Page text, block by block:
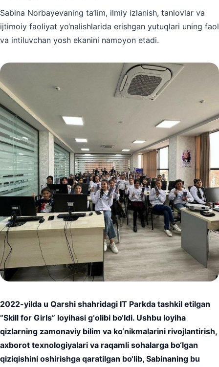
Sabina Norbayevaning ta’lim, ilmiy izlanish, tanlovlar va
ijtimoiy faoliyat yo‘nalishlarida erishgan yutuqlari uning faol
va intiluvchan yosh ekanini namoyon etadi.
2022-yilda u Qarshi shahridagi IT Parkda tashkil etilgan
“Skill for Girls” loyihasi g‘olibi bo‘ldi. Ushbu loyiha
qizlarning zamonaviy bilim va ko‘nikmalarini rivojlantirish,
axborot texnologiyalari va raqamli sohalarga bo‘lgan
qiziqishini oshirishga qaratilgan bo‘lib, Sabinaning bu